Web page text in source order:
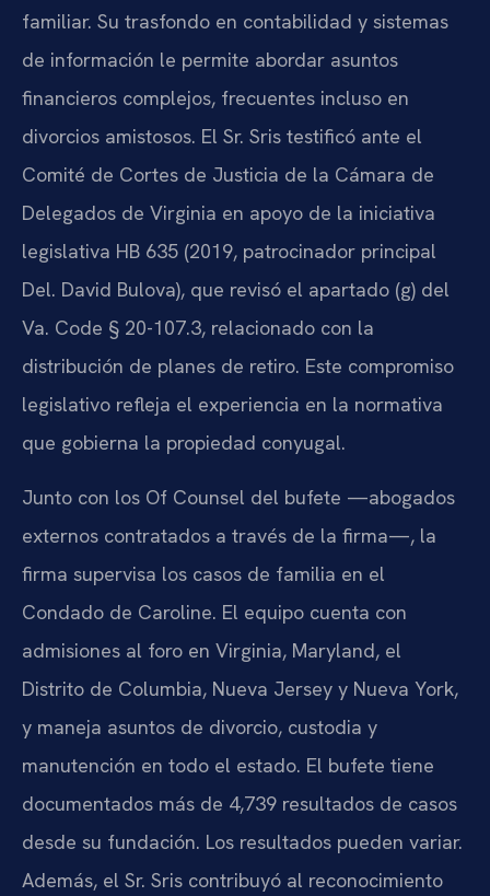
familiar. Su trasfondo en contabilidad y sistemas
de información le permite abordar asuntos
financieros complejos, frecuentes incluso en
divorcios amistosos. El Sr. Sris testificó ante el
Comité de Cortes de Justicia de la Cámara de
Delegados de Virginia en apoyo de la iniciativa
legislativa HB 635 (2019, patrocinador principal
Del. David Bulova), que revisó el apartado (g) del
Va. Code § 20-107.3, relacionado con la
distribución de planes de retiro. Este compromiso
legislativo refleja el experiencia en la normativa
que gobierna la propiedad conyugal.
Junto con los Of Counsel del bufete —abogados
externos contratados a través de la firma—, la
firma supervisa los casos de familia en el
Condado de Caroline. El equipo cuenta con
admisiones al foro en Virginia, Maryland, el
Distrito de Columbia, Nueva Jersey y Nueva York,
y maneja asuntos de divorcio, custodia y
manutención en todo el estado. El bufete tiene
documentados más de 4,739 resultados de casos
desde su fundación. Los resultados pueden variar.
Además, el Sr. Sris contribuyó al reconocimiento